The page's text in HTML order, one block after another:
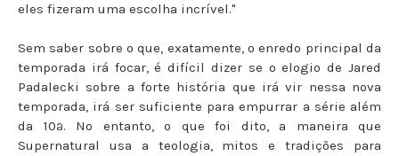
eles fizeram uma escolha incrível."
Sem saber sobre o que, exatamente, o enredo principal da
temporada irá focar, é difícil dizer se o elogio de Jared
Padalecki sobre a forte história que irá vir nessa nova
temporada, irá ser suficiente para empurrar a série além
da 10ª. No entanto, o que foi dito, a maneira que
Supernatural usa a teologia, mitos e tradições para